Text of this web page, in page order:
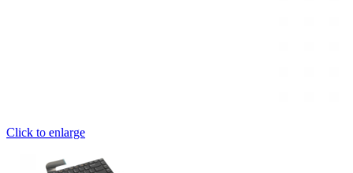
Click to enlarge